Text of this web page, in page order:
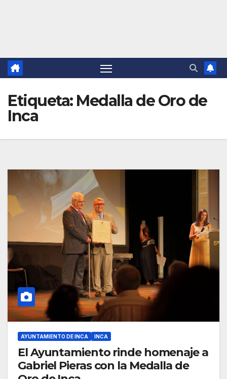
Etiqueta: Medalla de Oro de
Inca
AYUNTAMIENTO DE INCA INCA
El Ayuntamiento rinde homenaje a
Gabriel Pieras con la Medalla de